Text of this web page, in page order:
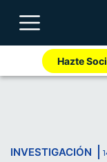
Hazte
INVESTIGACIÓN